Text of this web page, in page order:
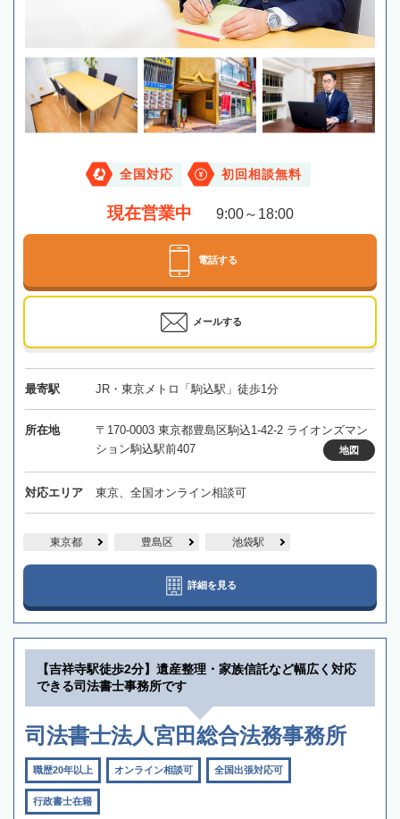
全国対応 初回相談無料
現在営業中 9:00～18:00
電話する
メールする
最寄駅 JR・東京メトロ「駒込駅」徒歩1分
所在地
〒170-0003 東京都豊島区駒込1-42-2 ライオンズマン
ション駒込駅前407
地図
対応エリア 東京、全国オンライン相談可
東京都 豊島区 池袋駅
詳細を見る
【吉祥寺駅徒歩2分】遺産整理・家族信託など幅広く対応
できる司法書士事務所です
司法書士法人宮田総合法務事務所
職歴20年以上 オンライン相談可 全国出張対応可
行政書士在籍